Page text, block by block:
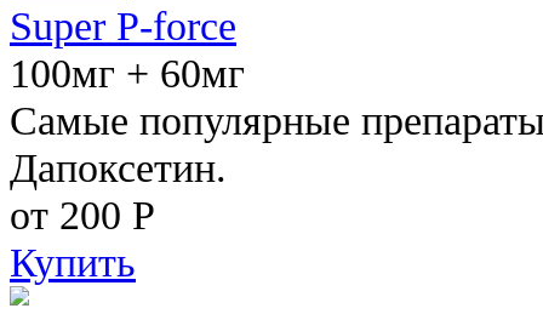
Super P-force
100мг + 60мг
Самые популярные
Дапоксетин.
от 200 Р
Купить